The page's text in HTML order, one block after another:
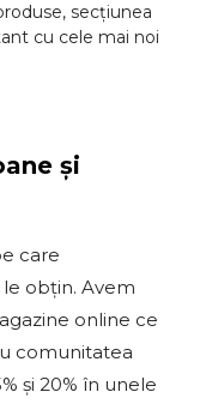
secțiunea
cu cele mai noi
și
care
obțin. Avem
online ce
comunitatea
și 20% în unele